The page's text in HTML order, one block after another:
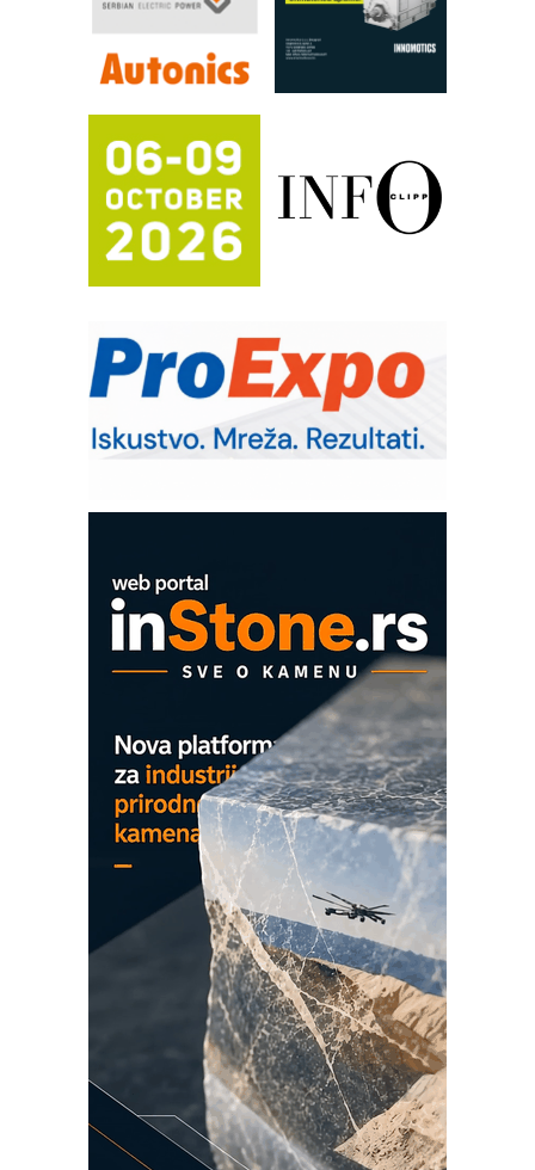
Filtration Group Industrial – Napredna
rešenja za filtraciju u hidrauličkim i
procesnim sistemima
FANUC: Najbolje za vašu pametnu
automatizaciju
Efikasno upravljanje energijom
Automatizacija pakovanja · Display
(Shelf-Ready) omotnice
Potpuna efikasnost bez složenih
Trajna oznaka kao dugoročna korist
Bezbednost na prvom mestu!
IB BLUMENAUER - više od 40 godina
poverenja u industriji
OBO sistemi mrežastih nosača kablova
Proizvodnja iC7 Hybrid 1500 VDC
mrežnog pretvarača sa tečnim
hlađenjem